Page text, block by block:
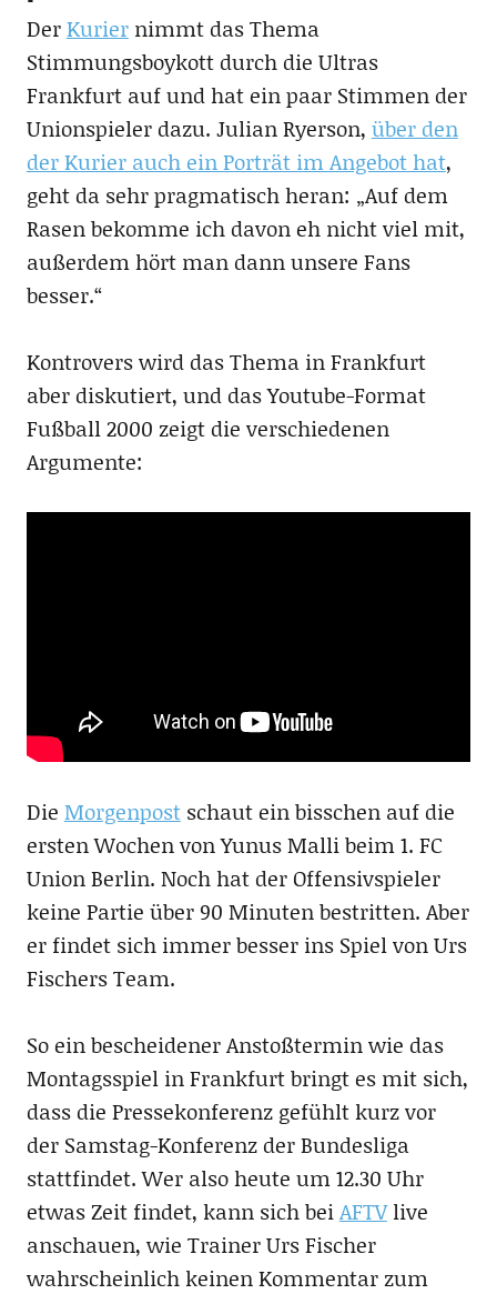
DerKuriernimmt das Thema
Stimmungsboykott durch die Ultras
Frankfurt auf und hat ein paar Stimmen der
Unionspieler dazu. Julian Ryerson, über den
der Kurier auch ein Porträt im Angebot hat,
geht da sehr pragmatisch heran: „Auf dem
Rasen bekomme ich davon eh nicht viel mit,
außerdem hört man dann unsere Fans
besser.“
Kontrovers wird das Thema in Frankfurt
aber diskutiert, und das Youtube-Format
Fußball 2000 zeigt die verschiedenen
Argumente:
Die Morgenpostschaut ein bisschen auf die
ersten Wochen von Yunus Malli beim 1. FC
Union Berlin. Noch hat der Offensivspieler
keine Partie über 90 Minuten bestritten. Aber
er findet sich immer besser ins Spiel von Urs
Fischers Team.
So ein bescheidener Anstoßtermin wie das
Montagsspiel in Frankfurt bringt es mit sich,
dass die Pressekonferenz gefühlt kurz vor
der Samstag-Konferenz der Bundesliga
stattfindet. Wer also heute um 12.30 Uhr
etwas Zeit findet, kann sich beiAFTVlive
anschauen, wie Trainer Urs Fischer
wahrscheinlich keinen Kommentar zum